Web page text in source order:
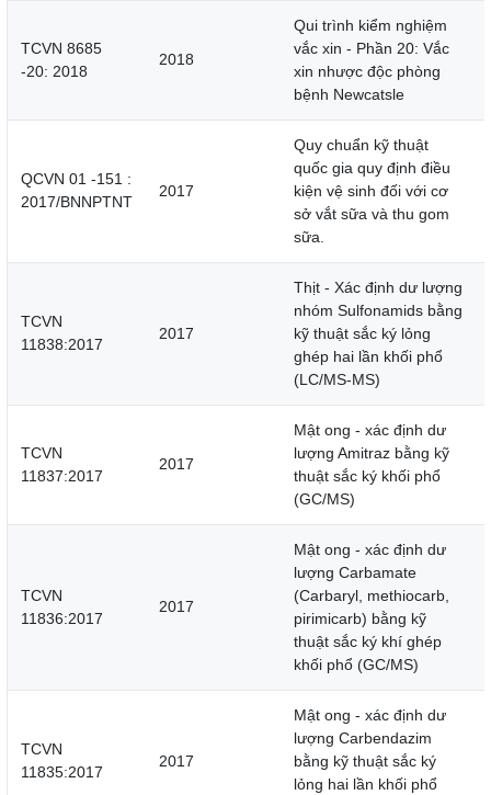
TCVN 8685
-20: 2018
2018
Qui trình kiểm nghiệm
vắc xin - Phần 20: Vắc
xin nhược độc phòng
bệnh Newcatsle
QCVN 01 -151 :
2017/BNNPTNT
2017
Quy chuẩn kỹ thuật
quốc gia quy định điều
kiện vệ sinh đối với cơ
sở vắt sữa và thu gom
sữa.
TCVN
11838:2017
2017
Thịt - Xác định dư lượng
nhóm Sulfonamids bằng
kỹ thuật sắc ký lỏng
ghép hai lần khối phổ
(LC/MS-MS)
TCVN
11837:2017
2017
Mật ong - xác định dư
lượng Amitraz bằng kỹ
thuật sắc ký khối phổ
(GC/MS)
TCVN
11836:2017
2017
Mật ong - xác định dư
lượng Carbamate
(Carbaryl, methiocarb,
pirimicarb) bằng kỹ
thuật sắc ký khí ghép
khối phổ (GC/MS)
TCVN
11835:2017
2017
Mật ong - xác định dư
lượng Carbendazim
bằng kỹ thuật sắc ký
lỏng hai lần khối phổ